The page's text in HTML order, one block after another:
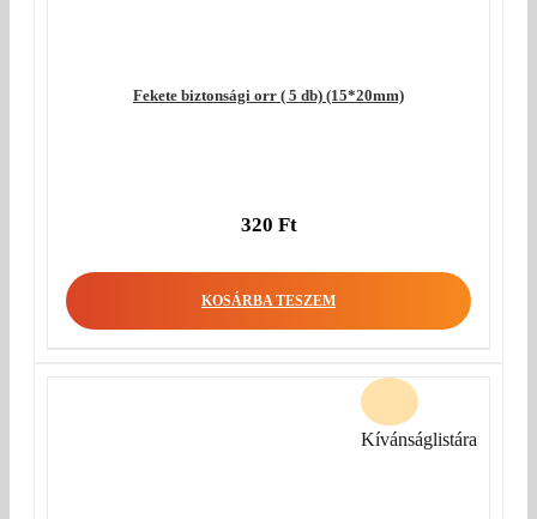
Fekete biztonsági orr ( 5 db) (15*20mm)
320 Ft
KOSÁRBA TESZEM
Kívánságlistára